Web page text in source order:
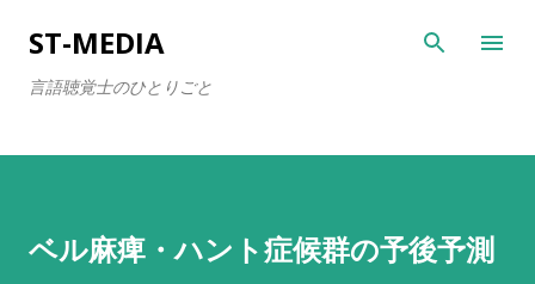
スキップしてメイン コンテンツに移動
ST-MEDIA
言語聴覚士のひとりごと
ベル麻痺・ハント症候群の予後予測